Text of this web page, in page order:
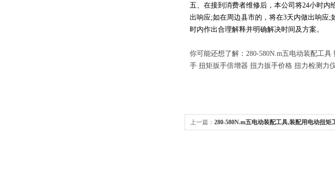
五、在接到消费者维修后，本公司将24小时
出响应;如在周边县市的，将在3天内做出响应
时内作出合理解释并明确解决时间及方案。
你可能还想了解：280-580N.m五电动装配工
手 扭矩扳手倍增器 扭力扳手价格 扭力检测力
上一篇： 280-580N.m五电动装配工具,装配用电动扭矩